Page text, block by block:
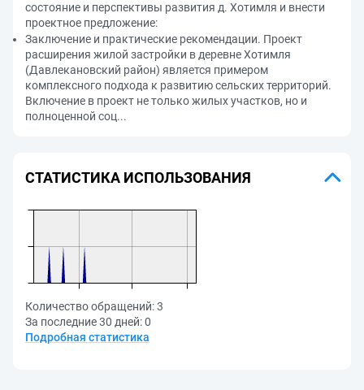
состояние и перспективы развития д. Хотимля и внести
проектное предложение:
Заключение и практические рекомендации. Проект
расширения жилой застройки в деревне Хотимля
(Давлекановский район) является примером
комплексного подхода к развитию сельских территорий.
Включение в проект не только жилых участков, но и
полноценной соц...
СТАТИСТИКА ИСПОЛЬЗОВАНИЯ
Количество обращений:3
За последние 30 дней:0
Подробная статистика